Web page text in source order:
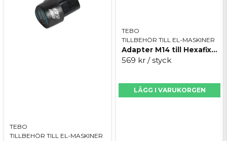
TEBO
TILLBEHÖR TILL EL-MASKINER
TEBO
TILLBEHÖR TILL EL-MASKINER
Adapter M14 till Hexafix Pro
569 kr / styck
LÄGG I VARUKORGEN